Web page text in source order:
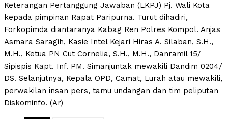
Keterangan Pertanggung Jawaban (LKPJ) Pj. Wali Kota
kepada pimpinan Rapat Paripurna. Turut dihadiri,
Forkopimda diantaranya Kabag Ren Polres Kompol. Anjas
Asmara Saragih, Kasie Intel Kejari Hiras A. Silaban, S.H.,
M.H., Ketua PN Cut Cornelia, S.H., M.H., Danramil 15/
Sipispis Kapt. Inf. PM. Simanjuntak mewakili Dandim 0204/
DS. Selanjutnya, Kepala OPD, Camat, Lurah atau mewakili,
perwakilan insan pers, tamu undangan dan tim peliputan
Diskominfo. (Ar)